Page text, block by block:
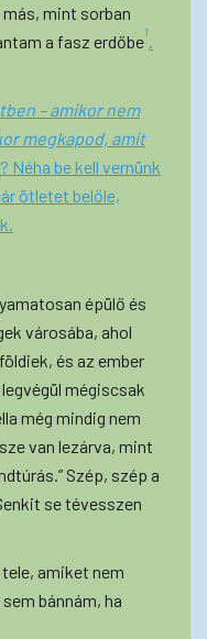
mint sorban
a fasz erdőbe1
– amikor nem
megkapod, amit
Néha be kell vernünk
ötletet belőle,
épülő és
városába, ahol
és az ember
mégiscsak
még mindig nem
van lezárva, mint
Szép, szép a
se tévesszen
amiket nem
bánnám, ha